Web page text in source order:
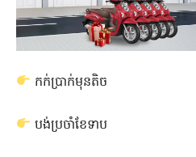
កក់ប្រាក់មុនតិច
បង់ប្រចាំខែទាប